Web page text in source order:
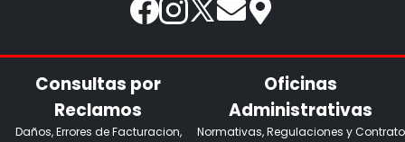
Consultas por
Reclamos
Daños, Errores de Facturacion,
Oficinas
Administrativas
Normativas, Regulaciones y Contrato